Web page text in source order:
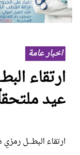
اخبار عامة
ارتقاء
عيد
ارتقاء البطـ.ـل